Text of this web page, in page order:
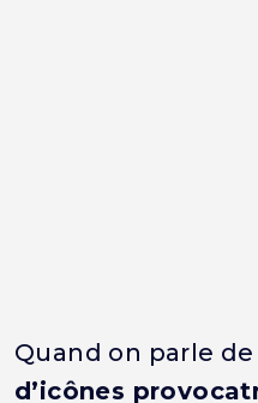
Quand on parle de
d’icônes